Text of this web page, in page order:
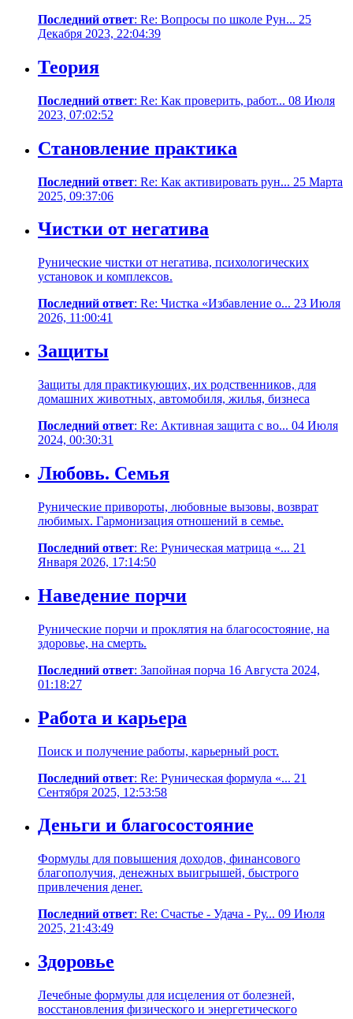
Последний ответ: Re: Вопросы по школе Рун... 25
Декабря 2023, 22:04:39
Теория
Последний ответ: Re: Как проверить, работ... 08 Июля
2023, 07:02:52
Становление практика
Последний ответ: Re: Как активировать рун... 25 Марта
2025, 09:37:06
Чистки от негатива
Рунические чистки от негатива, психологических
установок и комплексов.
Последний ответ: Re: Чистка «Избавление о... 23 Июля
2026, 11:00:41
Защиты
Защиты для практикующих, их родственников, для
домашних животных, автомобиля, жилья, бизнеса
Последний ответ: Re: Активная защита с во... 04 Июля
2024, 00:30:31
Любовь. Семья
Рунические привороты, любовные вызовы, возврат
любимых. Гармонизация отношений в семье.
Последний ответ: Re: Руническая матрица «... 21
Января 2026, 17:14:50
Наведение порчи
Рунические порчи и проклятия на благосостояние, на
здоровье, на смерть.
Последний ответ: Запойная порча 16 Августа 2024,
01:18:27
Работа и карьера
Поиск и получение работы, карьерный рост.
Последний ответ: Re: Руническая формула «... 21
Сентября 2025, 12:53:58
Деньги и благосостояние
Формулы для повышения доходов, финансового
благополучия, денежных выигрышей, быстрого
привлечения денег.
Последний ответ: Re: Счастье - Удача - Ру... 09 Июля
2025, 21:43:49
Здоровье
Лечебные формулы для исцеления от болезней,
восстановления физического и энергетического